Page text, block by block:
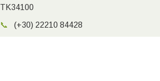
ΤΚ34100
📞 (+30) 22210 84428